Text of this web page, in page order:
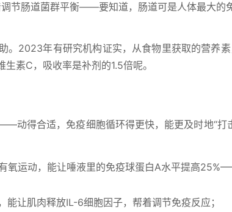
节肠道菌群平衡——要知道，肠道可是人体最大的
。2023年有研究机构证实，从食物里获取的营养
素C，吸收率是补剂的1.5倍呢。
动得合适，免疫细胞循环得更快，能更及时地“打
氧运动，能让唾液里的免疫球蛋白A水平提高
让肌肉释放IL-6细胞因子，帮着调节免疫反应；